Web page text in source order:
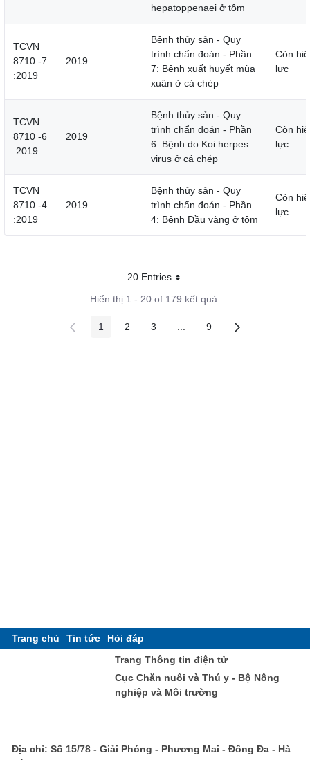
hepatoppenaei ở tôm
TCVN
8710 -7
:2019
2019
Bệnh thủy sản - Quy
trình chẩn đoán - Phần
7: Bệnh xuất huyết mùa
xuân ở cá chép
Còn
lực
TCVN
8710 -6
:2019
2019
Bệnh thủy sản - Quy
trình chẩn đoán - Phần
6: Bệnh do Koi herpes
virus ở cá chép
Còn
lực
TCVN
8710 -4
:2019
2019
Bệnh thủy sản - Quy
trình chẩn đoán - Phần
4: Bệnh Đầu vàng ở tôm
Còn
lực
20 EntriesMỗi trang
Hiển thị 1 - 20 of 179 kết quả.
Các trang trên cổng
1 Các trang trên cổng
2 Các trang trên cổng
3 Các trang trung gian
Các trang trên cổng
9
Trang chủ Tin tức
Hỏi đáp
Trang Thông tin điện tử
Cục Chăn nuôi và Thú y - Bộ Nông
nghiệp và Môi trường
Địa chỉ: Số 15/78 - Giải Phóng - Phương Mai - Đống Đa - Hà